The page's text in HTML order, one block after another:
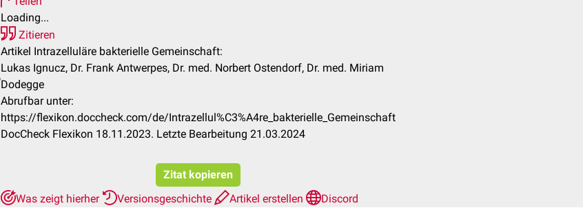
Loading...
Zitieren
Artikel Intrazelluläre bakterielle Gemeinschaft:
Lukas Ignucz, Dr. Frank Antwerpes, Dr. med. Norbert Ostendorf, Dr. med. Miriam
Dodegge
Abrufbar unter:
https://flexikon.doccheck.com/de/Intrazellul%C3%A4re_bakterielle_Gemeinschaft
DocCheck Flexikon 18.11.2023. Letzte Bearbeitung 21.03.2024
Zitat kopieren
Was zeigt hierher
Versionsgeschichte Artikel erstellen Discord